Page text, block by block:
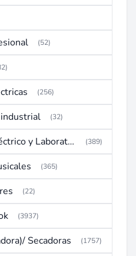
(52)
(256)
(32)
Instrumental (Eléctrico y Laboratorio) (389)
(365)
(22)
(3937)
Secadoras (1757)